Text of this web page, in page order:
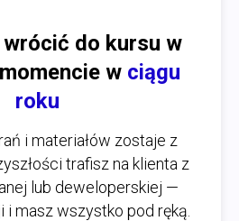
do kursu w
w ciągu
roku
i materiałów zostaje z
trafisz na klienta z
lub deweloperskiej —
masz wszystko pod ręką.